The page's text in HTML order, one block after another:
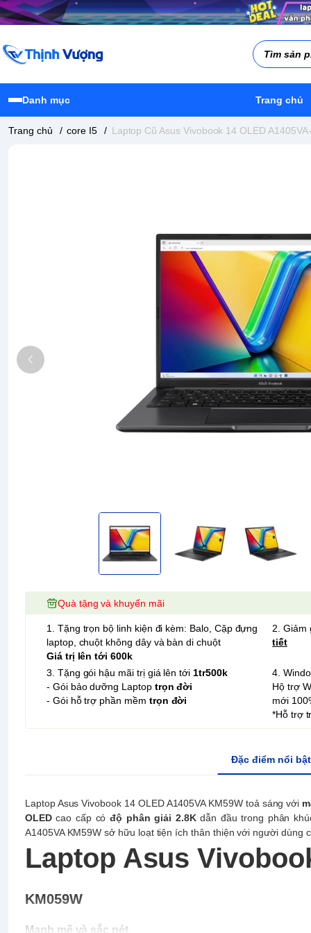
Danh mục Trang chủ
Trang chủ / core I5 / Laptop Cũ Asus Vivobook 14 OLED
Quà tặng và khuyến mãi
1. Tặng trọn bộ linh kiện đi kèm: Balo, Cặp đựng
laptop, chuột không dây và bàn di chuột
Giá trị lên tới 600k
2. Giảm
tiết
3. Tặng gói hậu mãi trị giá lên tới 1tr500k
- Gói bảo dưỡng Laptop trọn đời
- Gói hỗ trợ phần mềm trọn đời
4.
Hộ trợ
mới
*Hỗ trợ
Đặc điểm nổi bật
Laptop Asus Vivobook 14 OLED A1405VA KM59W toả sáng với
OLED cao cấp cóđộ phân giải 2.8K dẫn đầu trong phân
A1405VA KM59W sở hữu loạt tiện ích thân thiện với người dùng
Laptop Asus
KM059W
Mạnh mẽ và sắc nét